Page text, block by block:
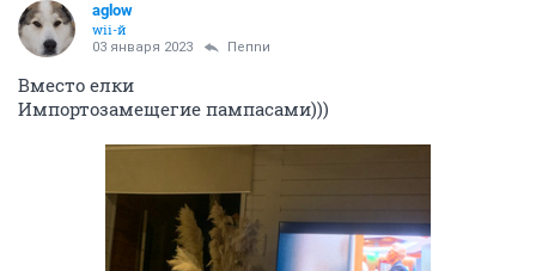
aglow
wii-й
03 января 2023 Пепnи
Вместо елки
Импортозамещегие пампасами)))